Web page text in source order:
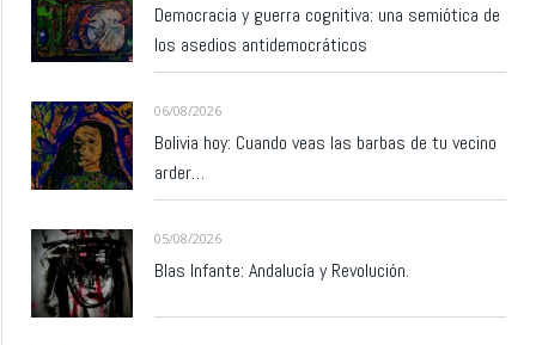
Democracia y guerra cognitiva: una semiótica de
los asedios antidemocráticos
06/08/2026
Bolivia hoy: Cuando veas las barbas de tu vecino
arder…
05/08/2026
Blas Infante: Andalucía y Revolución.